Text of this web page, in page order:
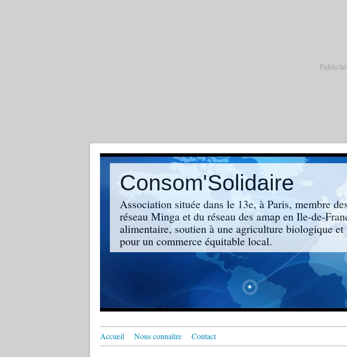
Publicité
Consom'Solidaire
Association située dans le 13e, à Paris, membre
réseau Minga et du réseau des amap en Ile-de-
alimentaire, soutien à une agriculture biologique et
pour un commerce équitable local.
Accueil Nous connaître Contact